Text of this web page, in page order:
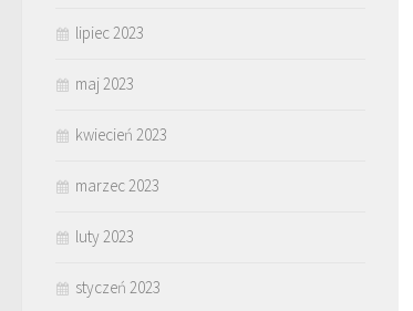
lipiec 2023
maj 2023
kwiecień 2023
marzec 2023
luty 2023
styczeń 2023